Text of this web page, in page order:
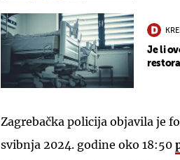
Je li
Zagrebačka policija objavila je
svibnja 2024. godine oko 18:50